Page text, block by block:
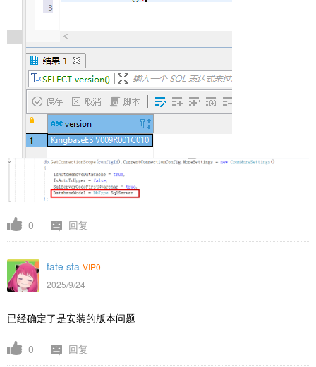
0 回复
fate sta VIP0
2025/9/24
已经确定了是安装的版本问题
0 回复